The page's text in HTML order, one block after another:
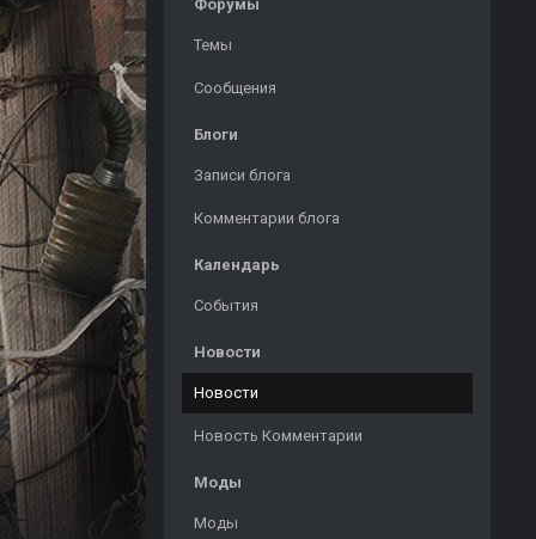
Форумы
Темы
Сообщения
Блоги
Записи блога
Комментарии блога
Календарь
События
Новости
Новости
Новость Комментарии
Моды
Моды